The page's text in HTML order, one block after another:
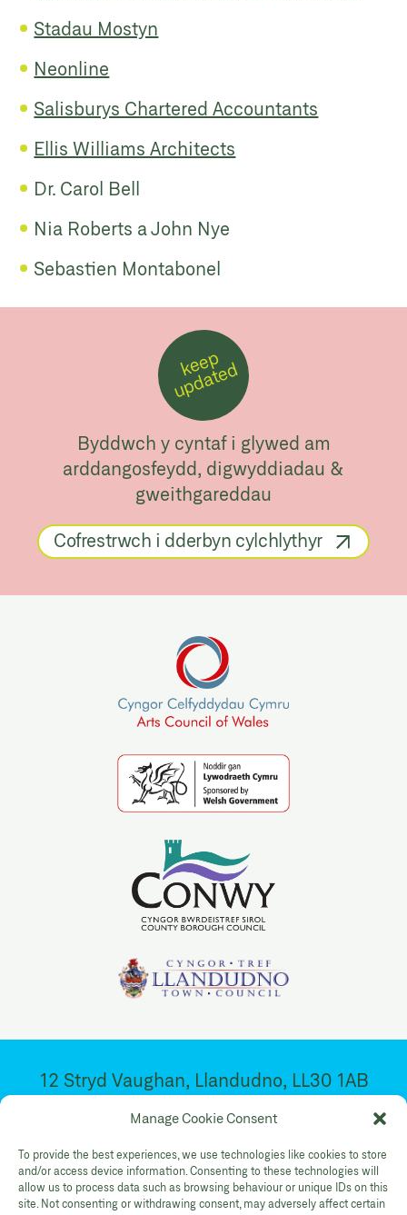
Manage Cookie Consent
To provide the best experiences, we use technologies like cookies to store
and/or access device information. Consenting to these technologies will
allow us to process data such as browsing behaviour or unique IDs on this
site. Not consenting or withdrawing consent, may adversely affect certain
Stadau Mostyn
Neonline
Salisburys Chartered Accountants
Ellis Williams Architects
Dr. Carol Bell
Nia Roberts a John Nye
Sebastien Montabonel
k
e
e
p
u
p
d
a
t
e
d
Byddwch y cyntaf i glywed am
arddangosfeydd, digwyddiadau &
gweithgareddau
Cofrestrwch i dderbyn cylchlythyr
12 Stryd Vaughan, Llandudno, LL30 1AB
Facebook Twitter
YouTube